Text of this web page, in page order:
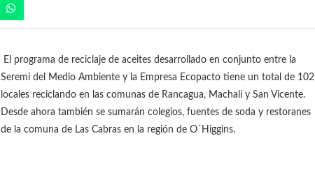
El programa de reciclaje de aceites desarrollado en conjunto entre la
Seremi del Medio Ambiente y la Empresa Ecopacto tiene un total de 102
locales reciclando en las comunas de Rancagua, Machalí y San Vicente.
Desde ahora también se sumarán colegios, fuentes de soda y restoranes
de la comuna de Las Cabras en la región de O´Higgins.